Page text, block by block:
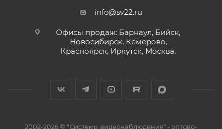
info@sv22.ru
Офисы продаж: Барнаул, Бийск,
Новосибирск, Кемерово,
Красноярск, Иркутск, Москва.
2002-2026 © "Системы видеонаблюдения" - оптово-